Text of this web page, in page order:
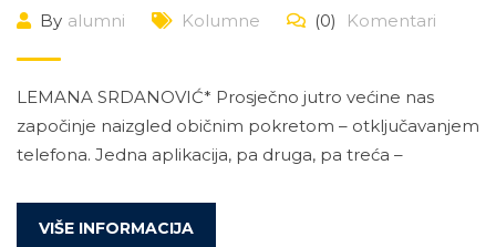
By alumni Kolumne (0) Komentari
LEMANA SRDANOVIĆ* Prosječno jutro većine nas
započinje naizgled običnim pokretom – otključavanjem
telefona. Jedna aplikacija, pa druga, pa treća –
VIŠE INFORMACIJA